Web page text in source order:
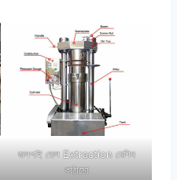
জলপাই তেল Extraction মেশিন
কাঠামো